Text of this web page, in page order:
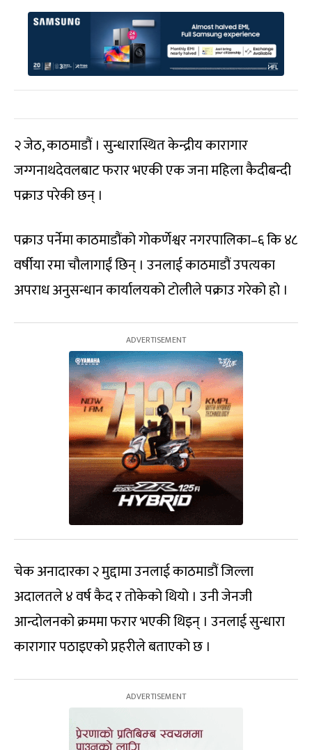
२ जेठ, काठमाडौं । सुन्धारास्थित केन्द्रीय कारागार
जग्गनाथदेवलबाट फरार भएकी एक जना महिला कैदीबन्दी
पक्राउ परेकी छन् ।
पक्राउ पर्नेमा काठमाडौंको गोकर्णेश्वर नगरपालिका–६ कि ४८
वर्षीया रमा चौलागाईं छिन् । उनलाई काठमाडौं उपत्यका
अपराध अनुसन्धान कार्यालयको टोलीले पक्राउ गरेको हो ।
चेक अनादारका २ मुद्दामा उनलाई काठमाडौं जिल्ला
अदालतले ४ वर्ष कैद र तोकेको थियो । उनी जेनजी
आन्दोलनको क्रममा फरार भएकी थिइन् । उनलाई सुन्धारा
कारागार पठाइएको प्रहरीले बताएको छ ।